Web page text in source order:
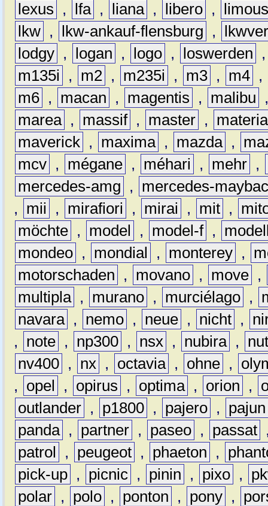
lexus
, lfa , liana , libero ,
lkw , lkw-ankauf-flensburg ,
lodgy , logan , logo , loswerden
m135i
, m2 , m235i , m3 , m4 ,
m6 , macan , magentis , malibu
marea , massif , master ,
materia
maverick , maxima , mazda ,
mcv , mégane , méhari , mehr ,
mercedes-amg
,
mercedes-
,
mii , mirafiori , mirai , mit ,
möchte , model , model-f ,
mondeo , mondial , monterey ,
motorschaden
, movano , move ,
multipla , murano , murciélago ,
navara , nemo , neue , nicht ,
,
note , np300 , nsx , nubira ,
nv400 , nx , octavia , ohne ,
,
opel , opirus , optima , orion ,
outlander , p1800 , pajero ,
pajun
panda , partner , paseo , passat
patrol
, peugeot , phaeton ,
pick-up , picnic , pinin , pixo ,
polar , polo , ponton , pony ,